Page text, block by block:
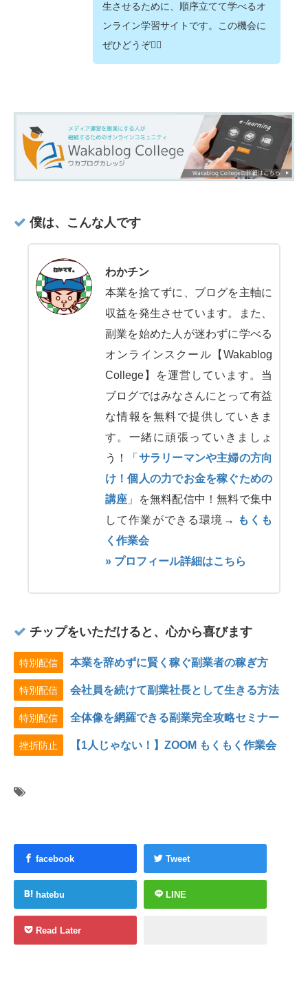
生させるために、順序立てて学べるオ
ンライン学習サイトです。この機会に
ぜひどうぞ💁‍♂️
僕は、こんな人です
わかチン
本業を捨てずに、ブログを主軸に
収益を発生させています。また、
副業を始めた人が迷わずに学べる
オンラインスクール【Wakablog
College】を運営しています。当
ブログではみなさんにとって有益
な情報を無料で提供していきま
す。一緒に頑張っていきましょ
う！「 サラリーマンや主婦の方向
け！個人の力でお金を稼ぐための
講座 」を無料配信中！無料で集中
して作業ができる環境→
もくも
く作業会
» プロフィール詳細はこちら
チップをいただけると、心から喜びます
特別配信 本業を辞めずに賢く稼ぐ副業者の稼ぎ方
特別配信 会社員を続けて副業社長として生きる方法
特別配信 全体像を網羅できる副業完全攻略セミナー
挫折防止 【1人じゃない！】ZOOM もくもく作業会
facebook Tweet
hatebu LINE
Read Later